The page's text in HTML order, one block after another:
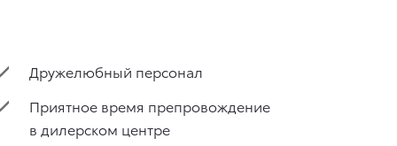
Дружелюбный персонал
Приятное время препровождение
в дилерском центре